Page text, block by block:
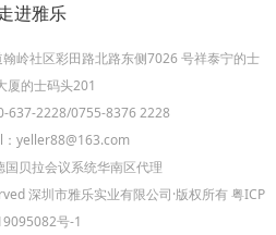
进雅乐
岭社区彩田路北路东侧7026 号祥泰宁的士
厦的士码头201
637-2228/0755-8376 2228
yeller88@163.com
国贝拉会议系统华南区代理
深圳市雅乐实业有限公司·版权所有粤ICP
号-1